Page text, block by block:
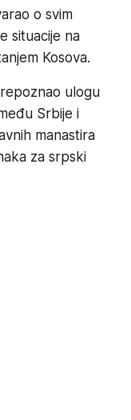
o svim
situacije na
Kosova.
ulogu
Srbije i
manastira
za srpski